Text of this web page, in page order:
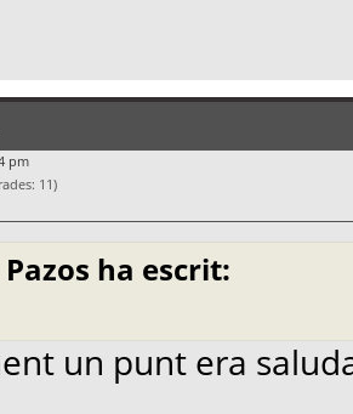
pm
11)
ha escrit:
un punt era